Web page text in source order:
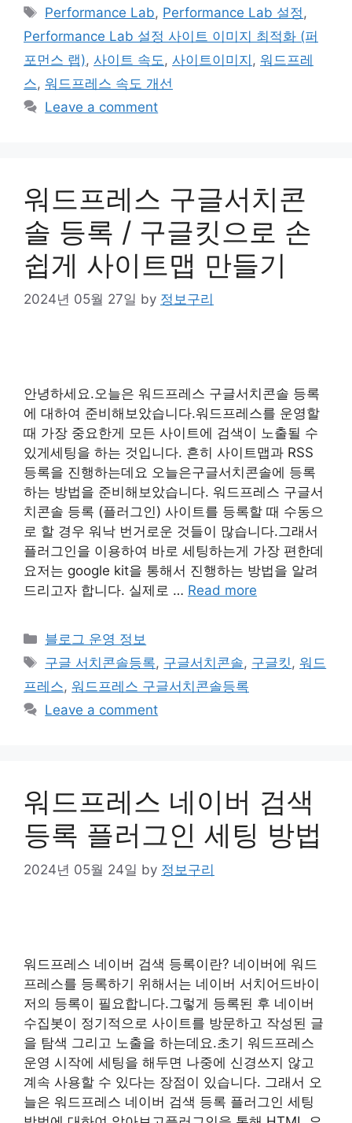
Tags
Performance Lab, Performance Lab 설정 ,
Performance Lab 설정 사이트 이미지 최적화 (퍼
포먼스 랩), 사이트 속도 , 사이트이미지 , 워드프레
스, 워드프레스 속도 개선
Leave a comment
워드프레스 구글서치콘
솔 등록 / 구글킷으로 손
쉽게 사이트맵 만들기
2024년 05월 27일 by 정보구리
안녕하세요.오늘은 워드프레스 구글서치콘솔 등록
에 대하여 준비해보았습니다.워드프레스를 운영할
때 가장 중요한게 모든 사이트에 검색이 노출될 수
있게세팅을 하는 것입니다. 흔히 사이트맵과 RSS
등록을 진행하는데요 오늘은구글서치콘솔에 등록
하는 방법을 준비해보았습니다. 워드프레스 구글서
치콘솔 등록 (플러그인) 사이트를 등록할 때 수동으
로 할 경우 워낙 번거로운 것들이 많습니다.그래서
플러그인을 이용하여 바로 세팅하는게 가장 편한데
요저는 google kit을 통해서 진행하는 방법을 알려
드리고자 합니다. 실제로 … Read more
Categories
블로그 운영 정보
Tags
구글 서치콘솔등록, 구글서치콘솔, 구글킷, 워드
프레스, 워드프레스 구글서치콘솔등록
Leave a comment
워드프레스 네이버 검색
등록 플러그인 세팅 방법
2024년 05월 24일 by 정보구리
워드프레스 네이버 검색 등록이란? 네이버에 워드
프레스를 등록하기 위해서는 네이버 서치어드바이
저의 등록이 필요합니다.그렇게 등록된 후 네이버
수집봇이 정기적으로 사이트를 방문하고 작성된 글
을 탐색 그리고 노출을 하는데요.초기 워드프레스
운영 시작에 세팅을 해두면 나중에 신경쓰지 않고
계속 사용할 수 있다는 장점이 있습니다. 그래서 오
늘은 워드프레스 네이버 검색 등록 플러그인 세팅